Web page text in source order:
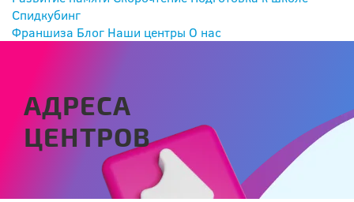
Спидкубинг
Франшиза Блог Наши центры О нас
АДРЕСА
ЦЕНТРОВ